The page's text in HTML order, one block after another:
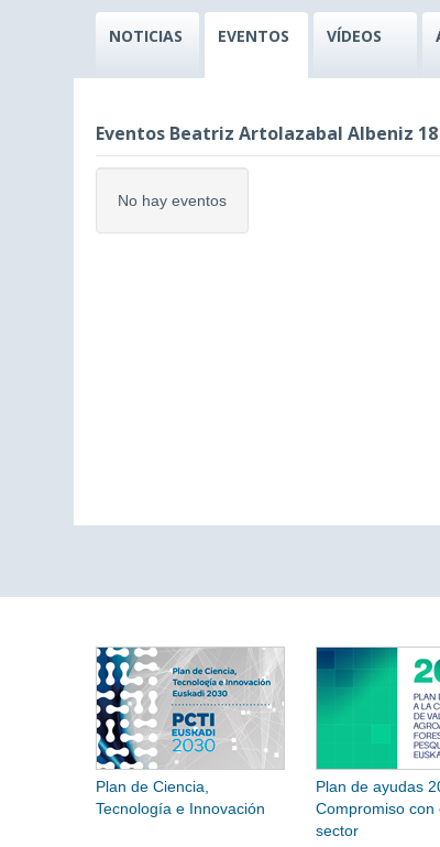
NOTICIAS EVENTOS VÍDEOS
Eventos Beatriz Artolazabal Albeniz
No hay eventos
Plan de Ciencia,
Tecnología e Innovación
Plan de ayudas
Compromiso con
sector